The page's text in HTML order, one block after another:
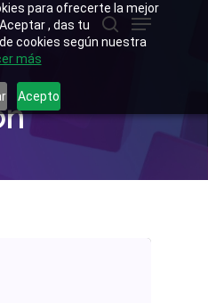
para ofrecerte la mejor
, das tu
cookies según nuestra
más
Acepto
buscar
Menu